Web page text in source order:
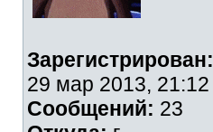
Зарегистрирован:
29 мар 2013, 21:12
Сообщений: 23